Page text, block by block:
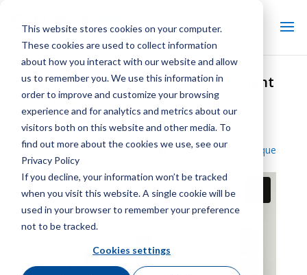
This website stores cookies on your computer.
These cookies are used to collect information
about how you interact with our website and allow
us to remember you. We use this information in
order to improve and customize your browsing
experience and for analytics and metrics about our
visitors both on this website and other media. To
find out more about the cookies we use, see our
Privacy Policy
If you decline, your information won’t be tracked
when you visit this website. A single cookie will be
used in your browser to remember your preference
not to be tracked.
Cookies settings
Série de tours de refroidissement
Marley® NC® – Comparaison
taille/capacité
Retour à la vidéothèque